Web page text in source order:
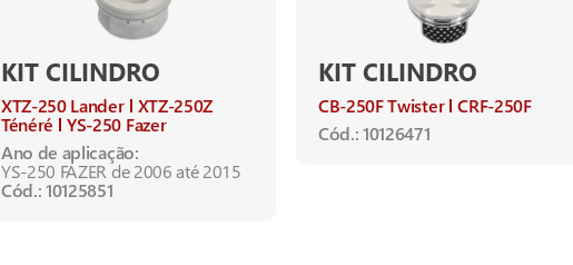
KIT CILINDRO
XTZ-250 Lander XTZ-250Z
Ténéré
YS-250 Fazer
Ano de aplicação:
YS-250 FAZER de 2006 até 2015
Cód.: 10125851
KIT CILINDRO
CB-250F Twister CRF-250F
Cód.: 10126471